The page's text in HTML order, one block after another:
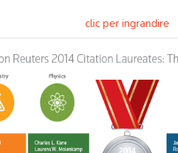
clic per ingrandire